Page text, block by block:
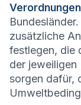
zusätzliche
festlegen, die
der jeweiligen
sorgen dafür,